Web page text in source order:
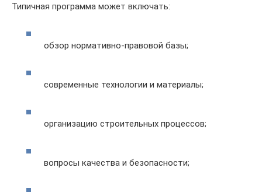
Типичная программа может включать:
обзор нормативно-правовой базы;
современные технологии и материалы;
организацию строительных процессов;
вопросы качества и безопасности;